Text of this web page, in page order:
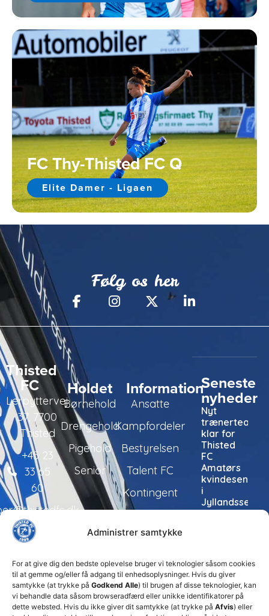
Administrer samtykke
For at give dig den bedste oplevelse bruger vi teknologier såsom cookies
til at gemme og/eller få adgang til enhedsoplysninger. Hvis du giver
samtykke (at trykke på Godkend Alle) til brugen af disse teknologier, kan
vi behandle data såsom browseradfærd eller unikke identifikatorer på
dette websted. Hvis du ikke giver dit samtykke (at trykke på Afvis) eller
FC Thy-Thisted FC Q
Elite Damer - Ligaen
Følg os her
Thisted
FC
Lerpyttervej
37, 7700
Thisted
+45 23
33 65
60
Holdet
Børnehold
Drengehold
Pigehold
Senior
Information
Ansatte
Kampfordeler
Bestyrelsen
Talent FC
Kontingent
Seneste
nyheder
Nyt
trænerteam
klar for
Thisted
FC
Amatørs
kvindesenior
i
Jyllandsserien
24. juli 2026
økonomiske
beslutninger
for at
sikre
klubbens